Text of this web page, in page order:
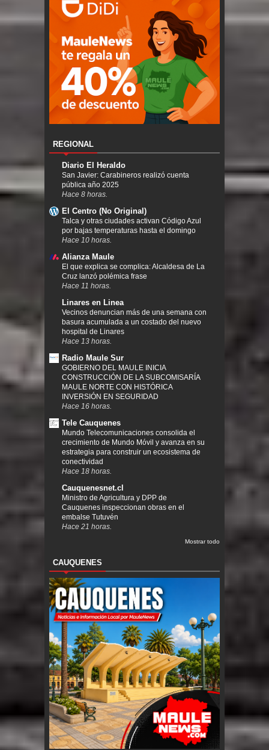
REGIONAL
Diario El Heraldo
San Javier: Carabineros realizó cuenta
pública año 2025
Hace 8 horas.
El Centro (No Original)
Talca y otras ciudades activan Código Azul
por bajas temperaturas hasta el domingo
Hace 10 horas.
Alianza Maule
El que explica se complica: Alcaldesa de La
Cruz lanzó polémica frase
Hace 11 horas.
Linares en Linea
Vecinos denuncian más de una semana con
basura acumulada a un costado del nuevo
hospital de Linares
Hace 13 horas.
Radio Maule Sur
GOBIERNO DEL MAULE INICIA
CONSTRUCCIÓN DE LA SUBCOMISARÍA
MAULE NORTE CON HISTÓRICA
INVERSIÓN EN SEGURIDAD
Hace 16 horas.
Tele Cauquenes
Mundo Telecomunicaciones consolida el
crecimiento de Mundo Móvil y avanza en su
estrategia para construir un ecosistema de
conectividad
Hace 18 horas.
Cauquenesnet.cl
Ministro de Agricultura y DPP de
Cauquenes inspeccionan obras en el
embalse Tutuvén
Hace 21 horas.
Mostrar todo
CAUQUENES